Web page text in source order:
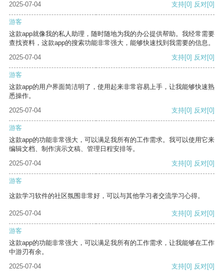
2025-07-04 支持[0] 反对[0]
游客
这款app就像我的私人助理，随时随地为我的办公提供帮助。我经常需要
查找资料，这款app的搜索功能非常强大，能够快速找到我需要的信息。
2025-07-04
支持[0] 反对[0]
游客
这款app的用户界面简洁明了，使用起来非常容易上手，让我能够快速熟
悉操作。
2025-07-04
支持[0] 反对[0]
游客
这款app的功能非常强大，可以满足我所有的工作需求。我可以使用它来
编辑文档、制作演示文稿、管理日程安排等。
2025-07-04
支持[0] 反对[0]
游客
这款学习软件的社区氛围非常好，可以与其他学习者交流学习心得。
2025-07-04 支持[0] 反对[0]
游客
这款app的功能非常强大，可以满足我所有的工作需求，让我能够在工作
中游刃有余。
2025-07-04
支持[0] 反对[0]